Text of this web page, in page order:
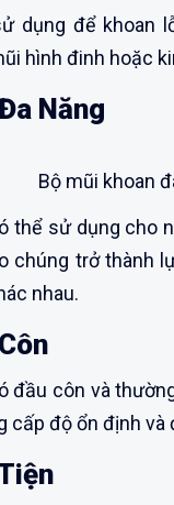
dụng để khoan
hình đinh hoặc
Năng
Bộ mũi khoan
thể sử dụng cho
chúng trở thành
nhau.
đầu côn và
cấp độ ổn định